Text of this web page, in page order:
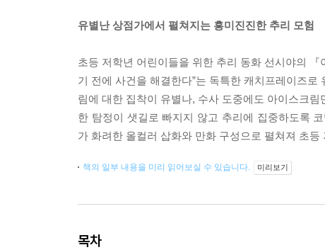
유별난 상점가에서 펼쳐지는 흥미진진한 추리 모험
초등 저학년 어린이들을 위한 추리 동화 선시야의
기 전에 사건을 해결한다”는 독특한 캐치프레이즈
림에 대한 집착이 유별나, 수사 도중에도 아이스크
한 탐정이 샛길로 빠지지 않고 추리에 집중하도록
가 화려한 올컬러 삽화와 만화 구성으로 펼쳐져 초
책의 일부 내용을 미리 읽어보실 수 있습니다. 미리보기
목차